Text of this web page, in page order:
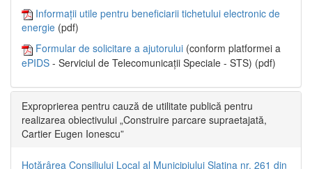
Informații utile pentru beneficiarii tichetului electronic de
energie (pdf)
Formular de solicitare a ajutorului (conform platformei a
ePIDS - Serviciul de Telecomunicații Speciale - STS) (pdf)
Exproprierea pentru cauză de utilitate publică pentru
realizarea obiectivului „Construire parcare supraetajată,
Cartier Eugen Ionescu”
Hotărârea Consiliului Local al Municipiului Slatina nr. 261 din